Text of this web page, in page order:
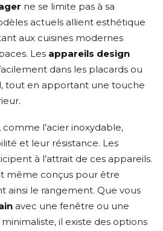
ne se limite pas à sa
actuels allient esthétique
aux cuisines modernes
Les appareils design
dans les placards ou
tout en apportant une touche
comme l’acier inoxydable,
et leur résistance. Les
à l’attrait de ces appareils.
même conçus pour être
ainsi le rangement. Que vous
avec une fenêtre ou une
minimaliste, il existe des options